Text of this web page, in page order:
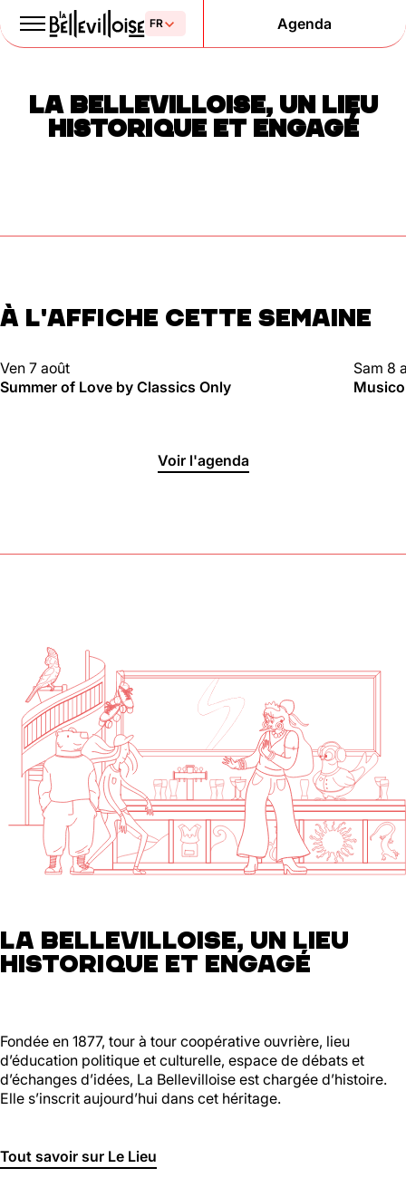
Le Paris
de la liberté
Agenda
Lun, Mar, Mer : Fermé
Le Toit
Lun, Mar, Mer, Jeu, Ven : 17h -
00h00
Sam, Dim : 15h00 - 00h00
Voir la carte
01 46 36 07 07
En savoir plus
Ménilmontant
Lun, Mar : Fermé
Du Mercredi au Dimanche
Nous suivre
En savoir plus
LA BELLEVILLOISE, UN LIEU
HISTORIQUE ET ENGAGÉ
À L'AFFICHE CETTE SEMAINE
CLUBBING
Ven 7 août
Summer of Love by Classics Only
Sam 8
Voir l'agenda
LA BELLEVILLOISE, UN LIEU
HISTORIQUE ET ENGAGÉ
Fondée en 1877, tour à tour coopérative ouvrière, lieu
d’éducation politique et culturelle, espace de débats et
d’échanges d’idées, La Bellevilloise est chargée d’histoire.
Elle s’inscrit aujourd’hui dans cet héritage.
Tout savoir sur Le Lieu